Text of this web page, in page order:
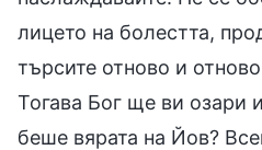
лицето на болестта,
търсите отново и
Тогава Бог ще ви озари
беше вярата на Йов?